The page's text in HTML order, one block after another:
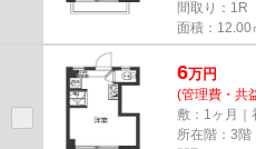
間取り：1R
面積：12.00
6万円
(管理費・共
敷：1ヶ月｜
所在階：3階